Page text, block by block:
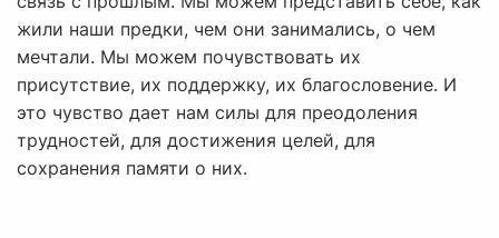
жили наши предки, чем они занимались, о чем
мечтали. Мы можем почувствовать их
присутствие, их поддержку, их благословение. И
это чувство дает нам силы для преодоления
трудностей, для достижения целей, для
сохранения памяти о них.